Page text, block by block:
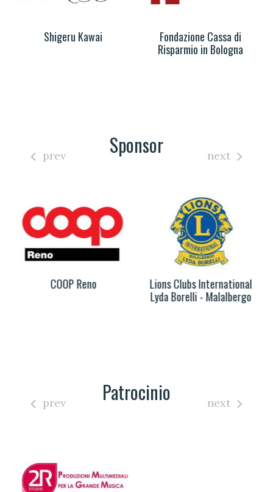
Shigeru Kawai
Fondazione Cassa di
Risparmio in Bologna
Sponsor
COOP Reno
Lions Clubs International
Lyda Borelli - Malalbergo
prev next
Patrocinio
prev next